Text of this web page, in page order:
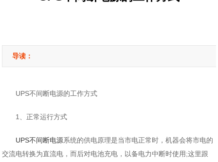
导读：
UPS不间断电源的工作方式
1、正常运行方式
UPS不间断电源系统的供电原理是当市电正常时，机器会将市电的
交流电转换为直流电，而后对电池充电，以备电力中断时使用;这里跟